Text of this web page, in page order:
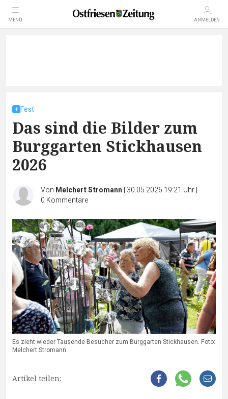
MENÜ ANMELDEN
Fest
Das sind die Bilder zum
Burggarten Stickhausen
2026
Von Melchert Stromann | 30.05.2026 19:21 Uhr|
0 Kommentare
Es zieht wieder Tausende Besucher zum Burggarten Stickhausen. Foto:
Melchert Stromann
Artikel teilen: